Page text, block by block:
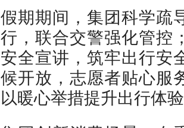
假期期间，集团科学疏
行，联合交警强化管控
安全宣讲，筑牢出行安
候开放，志愿者贴心服
以暖心举措提升出行体